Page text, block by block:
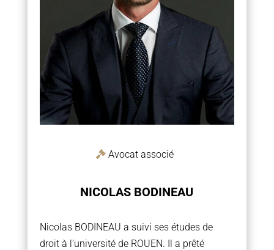
Avocat associé
NICOLAS BODINEAU
Nicolas BODINEAU a suivi ses études de
droit à l’université de ROUEN. Il a prêté